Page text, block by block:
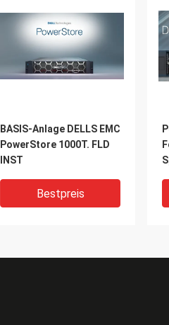
BASIS-Anlage DELLS EMC
PowerStore 1000T. FLD
INST
Bestpreis